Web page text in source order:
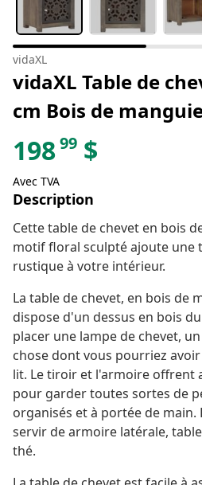
vidaXL
vidaXL Table de
cm Bois de
19899 $
Avec TVA
Description
Cette table de chevet en bois
motif floral sculpté ajoute une
rustique à votre intérieur.
La table de chevet, en bois de
dispose d'un dessus en bois
placer une lampe de chevet,
chose dont vous pourriez
lit. Le tiroir et l'armoire offrent
pour garder toutes sortes de
organisés et à portée de main.
servir de armoire latérale,
thé.